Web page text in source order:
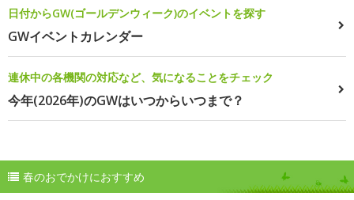
日付からGW(ゴールデンウィーク)のイベントを探す
GWイベントカレンダー
連休中の各機関の対応など、気になることをチェック
今年(2026年)のGWはいつからいつまで？
春のおでかけにおすすめ